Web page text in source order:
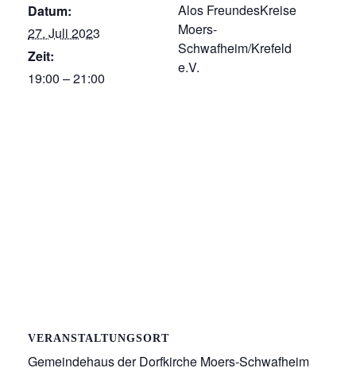
Datum:
27. Juli 2023
Zeit:
19:00 – 21:00
Alos FreundesKreise
Moers-
Schwafheim/Krefeld
e.V.
VERANSTALTUNGSORT
Gemeindehaus der Dorfkirche Moers-Schwafheim